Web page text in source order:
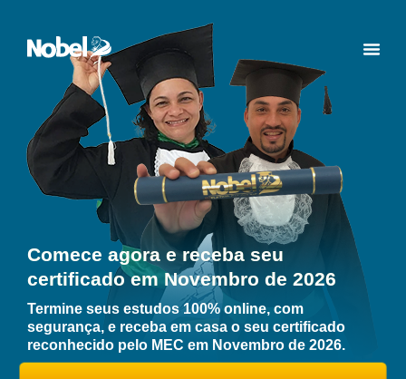
Comece agora e receba seu
certificado em Novembro de 2026
Termine seus estudos 100% online, com
segurança, e receba em casa o seu certificado
reconhecido pelo MEC em Novembro de 2026.